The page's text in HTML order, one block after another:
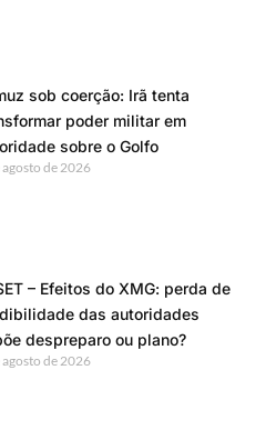
sob coerção: Irã tenta
poder militar em
sobre o Golfo
agosto de 2026
– Efeitos do XMG: perda de
das autoridades
despreparo ou plano?
agosto de 2026